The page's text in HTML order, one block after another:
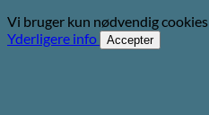
Vi bruger kun nødvendig cookies
Yderligere info
Accepter